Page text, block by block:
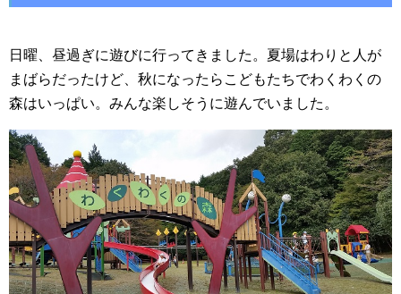
日曜、昼過ぎに遊びに行ってきました。夏場はわりと人が
まばらだったけど、秋になったらこどもたちでわくわくの
森はいっぱい。みんな楽しそうに遊んでいました。